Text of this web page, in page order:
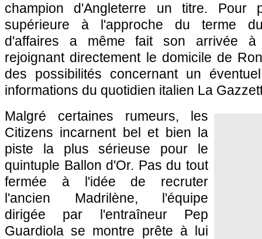
champion d'Angleterre un titre. Pour
supérieure à l'approche du terme
d'affaires a même fait son arrivée à
rejoignant directement le domicile de
des possibilités concernant un
informations du quotidien italien La
Malgré certaines rumeurs, les
Citizens incarnent bel et bien la
piste la plus sérieuse pour le
quintuple Ballon d'Or. Pas du tout
fermée à l'idée de recruter
l'ancien Madrilène, l'équipe
dirigée par l'entraîneur Pep
Guardiola se montre prête à lui